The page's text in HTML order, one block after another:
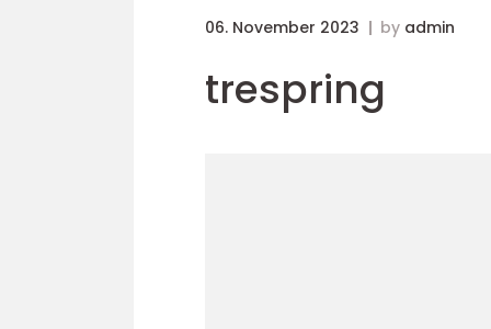
06. November 2023 by admin
trespring